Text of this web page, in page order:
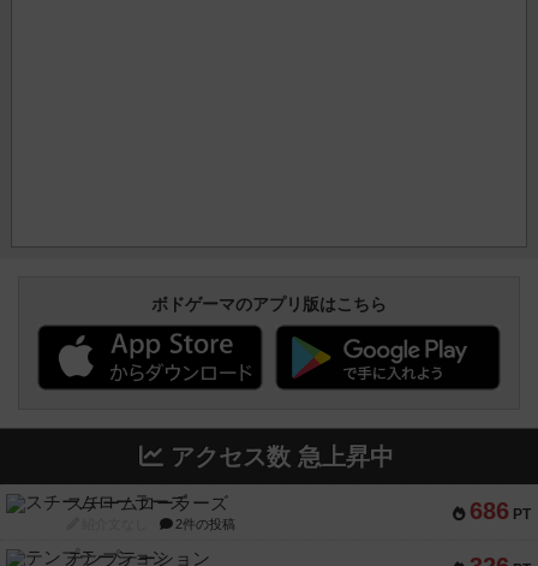
ボドゲーマのアプリ版はこちら
アクセス数 急上昇中
686 PT
スチームローラーズ
2件の投稿
テンプテーション